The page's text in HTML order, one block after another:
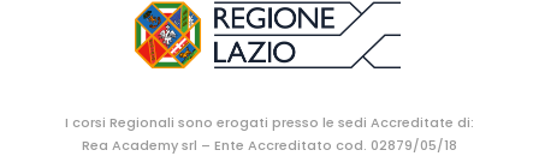
I corsi Regionali sono erogati presso le sedi Accreditate di:
Rea Academy srl – Ente Accreditato cod. 02879/05/18